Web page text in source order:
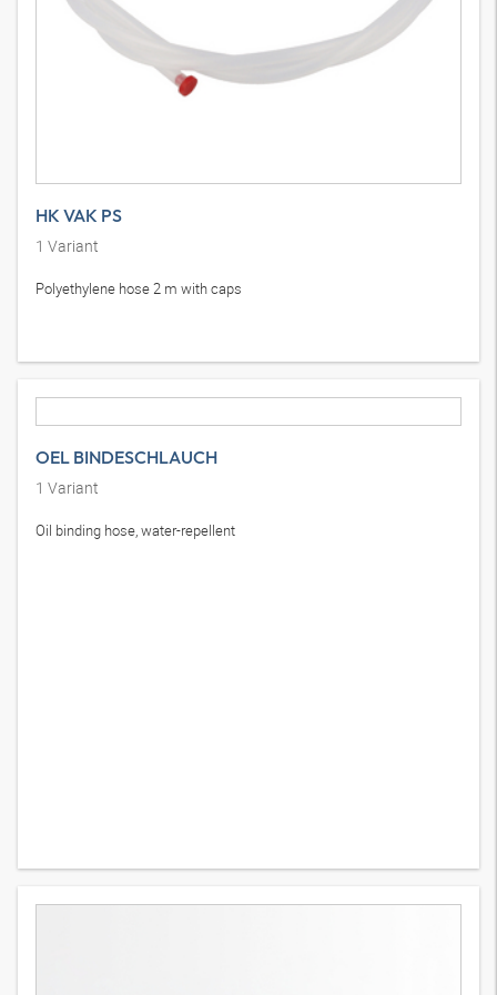
HK VAK PS
1 Variant
Polyethylene hose 2 m with caps